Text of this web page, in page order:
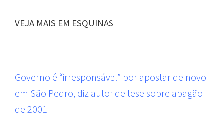
VEJA MAIS EM ESQUINAS
Governo é “irresponsável” por apostar de novo
em São Pedro, diz autor de tese sobre apagão
de 2001